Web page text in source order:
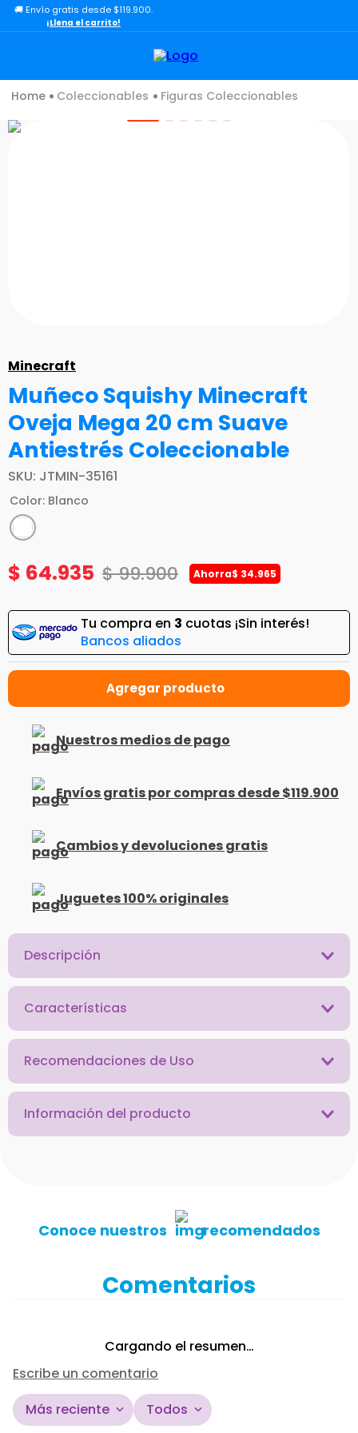
🚚 Envío gratis desde $119.900.
¡Llena el carrito!
Coleccionables Figuras Coleccionables
Minecraft
Muñeco Squishy Minecraft
Oveja Mega 20 cm Suave
Antiestrés Coleccionable
SKU: JTMIN-35161
Color: Blanco
$ 64.935 $99.900 Ahorra$ 34.965
Tu compra en 3 cuotas ¡Sin interés!
Bancos aliados
Nuestros medios de pago
Envíos gratis por compras desde $119.900
Cambios y devoluciones gratis
Juguetes 100% originales
Descripción
Características
Recomendaciones de Uso
Información del producto
Conoce nuestros recomendados
Comentarios
Cargando el resumen…
Escribe un comentario
Más reciente Todos
TÉRMINOS MÁS BUSCADOS
3.
carro
4